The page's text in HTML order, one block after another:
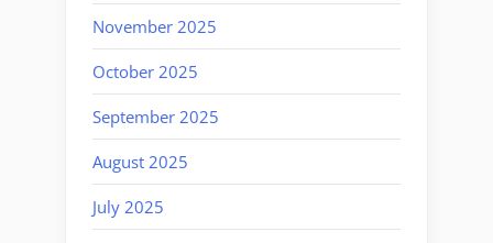
November 2025
October 2025
September 2025
August 2025
July 2025